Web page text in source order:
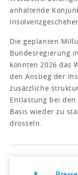
anhaltende
Die geplanten
Bundesregierung
könnten 2026 das
den Anstieg der
zusätzliche
Entlastung bei
Basis wieder zu
drosseln.